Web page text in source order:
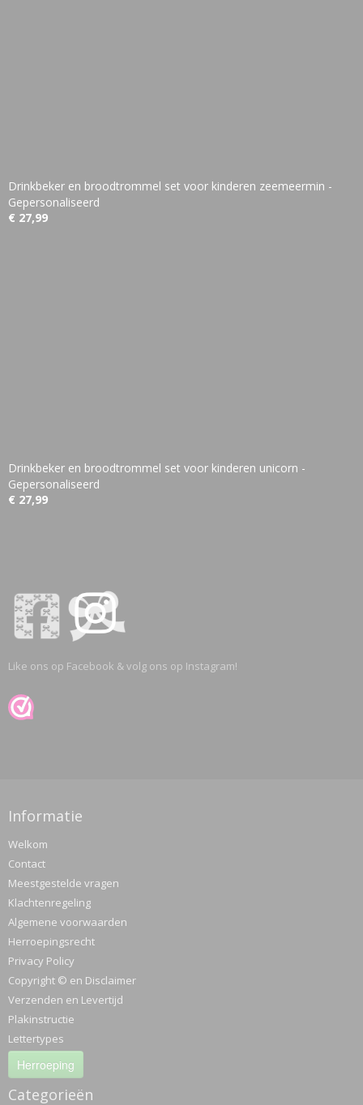
Drinkbeker en broodtrommel set voor kinderen zeemeermin -
Gepersonaliseerd
€ 27,99
Drinkbeker en broodtrommel set voor kinderen unicorn -
Gepersonaliseerd
€ 27,99
Like ons op Facebook & volg ons op Instagram!
Informatie
Welkom
Contact
Meestgestelde vragen
Klachtenregeling
Algemene voorwaarden
Herroepingsrecht
Privacy Policy
Copyright © en Disclaimer
Verzenden en Levertijd
Plakinstructie
Lettertypes
Herroeping
Categorieën